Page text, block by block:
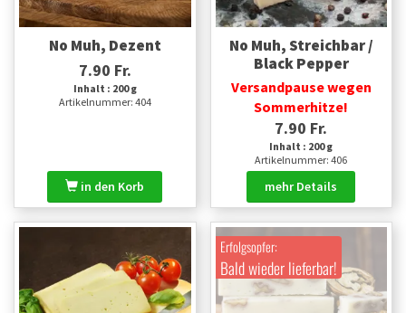
No Muh, Dezent
7.90 Fr.
Inhalt : 200 g
Artikelnummer: 404
in den Korb
No Muh, Streichbar /
Black Pepper
Versandpause wegen
Sommerhitze!
7.90 Fr.
Inhalt : 200 g
Artikelnummer: 406
mehr Details
Erfolgsopfer:
Bald wieder lieferbar!